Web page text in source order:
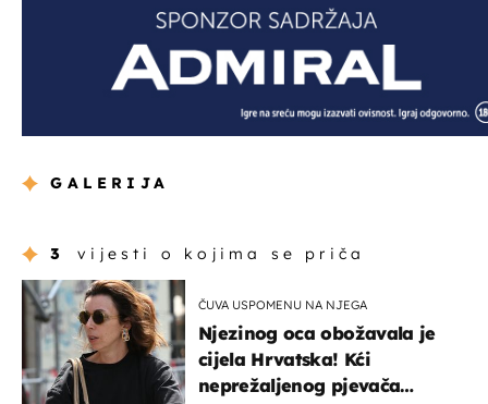
GALERIJA
3 vijesti o kojima se priča
ČUVA USPOMENU NA NJEGA
Njezinog oca obožavala je
cijela Hrvatska! Kći
neprežaljenog pjevača